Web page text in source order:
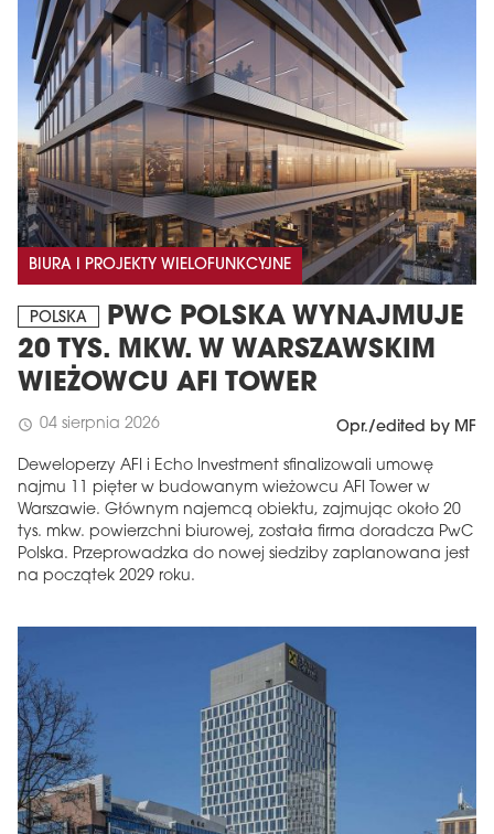
BIURA I PROJEKTY WIELOFUNKCYJNE
POLSKA
PWC POLSKA WYNAJMUJE
20 TYS. MKW. W WARSZAWSKIM
WIEŻOWCU AFI TOWER
schedule 04 sierpnia 2026 Opr./edited by MF
Deweloperzy AFI i Echo Investment sfinalizowali umowę
najmu 11 pięter w budowanym wieżowcu AFI Tower w
Warszawie. Głównym najemcą obiektu, zajmując około 20
tys. mkw. powierzchni biurowej, została firma doradcza PwC
Polska. Przeprowadzka do nowej siedziby zaplanowana jest
na początek 2029 roku.